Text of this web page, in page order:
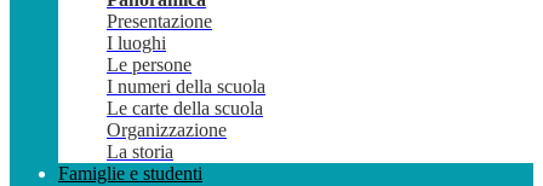
Presentazione
I luoghi
Le persone
I numeri della scuola
Le carte della scuola
Organizzazione
La storia
Famiglie e studenti